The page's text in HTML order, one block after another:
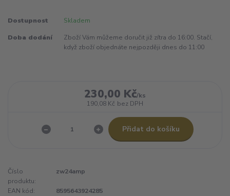
Dostupnost Skladem
Doba dodání
Zboží Vám můžeme doručit již zítra do 16:00. Stačí,
když zboží objednáte nejpozději dnes do 11:00
230,00 Kč/ks
190,08 Kč bez DPH
Přidat do košíku
Číslo
produktu:
zw24amp
EAN kód:
8595643924285